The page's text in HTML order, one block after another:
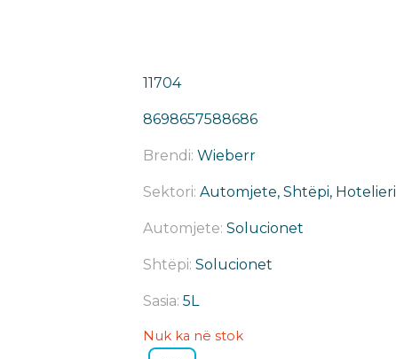
11704
8698657588686
Brendi: Wieberr
Sektori: Automjete, Shtëpi, Hotelieri
Automjete: Solucionet
Shtëpi: Solucionet
Sasia: 5L
Nuk ka në stok